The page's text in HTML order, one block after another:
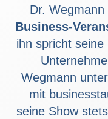
Dr.
Business-
ihn spricht
Wegmann
mit
seine Show